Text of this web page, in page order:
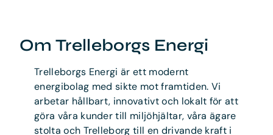
Om Trelleborgs Energi
Trelleborgs Energi är ett modernt
energibolag med sikte mot framtiden. Vi
arbetar hållbart, innovativt och lokalt för att
göra våra kunder till miljöhjältar, våra ägare
stolta och Trelleborg till en drivande kraft i